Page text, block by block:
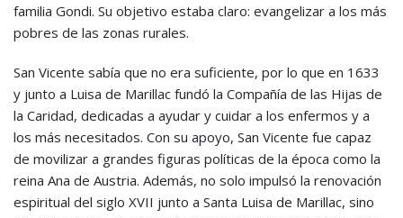
familia Gondi. Su objetivo estaba claro: evangelizar a los más
pobres de las zonas rurales.
San Vicente sabía que no era suficiente, por lo que en 1633
y junto a Luisa de Marillac fundó la Compañía de las Hijas de
la Caridad, dedicadas a ayudar y cuidar a los enfermos y a
los más necesitados. Con su apoyo, San Vicente fue capaz
de movilizar a grandes figuras políticas de la época como la
reina Ana de Austria. Además, no solo impulsó la renovación
espiritual del siglo XVII junto a Santa Luisa de Marillac, sino